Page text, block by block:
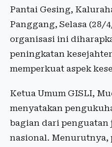
Pantai Gesing,
Panggang, Selasa (28/
organisasi ini
peningkatan
memperkuat aspek
Ketua Umum GISLI,
menyatakan
bagian dari penguatan
nasional. Menurutnya,